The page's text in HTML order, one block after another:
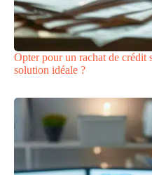
Opter pour un rachat de crédit
solution idéale ?